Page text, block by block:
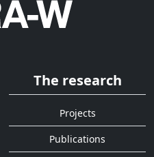
The research
Projects
Publications